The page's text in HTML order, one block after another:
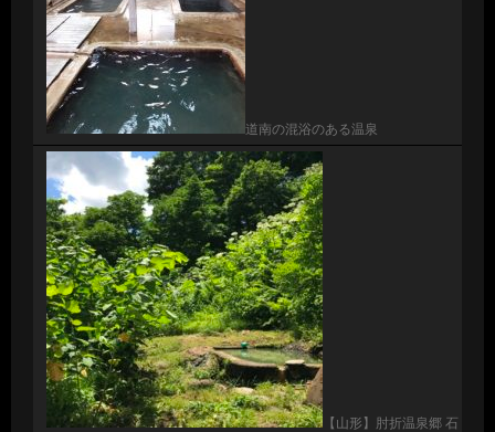
道南の混浴のある温泉
【山形】肘折温泉郷 石